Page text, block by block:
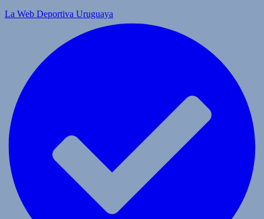
La Web Deportiva Uruguaya